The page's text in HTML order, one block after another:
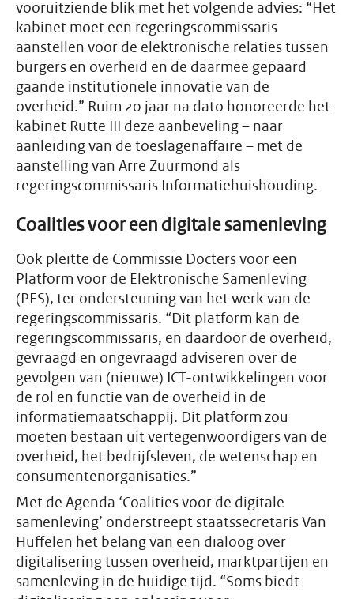
vooruitziende blik met het volgende advies: “Het
kabinet moet een regeringscommissaris
aanstellen voor de elektronische relaties tussen
burgers en overheid en de daarmee gepaard
gaande institutionele innovatie van de
overheid.” Ruim 20 jaar na dato honoreerde het
kabinet Rutte III deze aanbeveling – naar
aanleiding van de toeslagenaffaire – met de
aanstelling van Arre Zuurmond als
regeringscommissaris Informatiehuishouding.
Coalities voor een digitale samenleving
Ook pleitte de Commissie Docters voor een
Platform voor de Elektronische Samenleving
(PES), ter ondersteuning van het werk van de
regeringscommissaris. “Dit platform kan de
regeringscommissaris, en daardoor de overheid,
gevraagd en ongevraagd adviseren over de
gevolgen van (nieuwe) ICT-ontwikkelingen voor
de rol en functie van de overheid in de
informatiemaatschappij. Dit platform zou
moeten bestaan uit vertegenwoordigers van de
overheid, het bedrijfsleven, de wetenschap en
consumentenorganisaties.”
Met de Agenda ‘Coalities voor de digitale
samenleving’ onderstreept staatssecretaris Van
Huffelen het belang van een dialoog over
digitalisering tussen overheid, marktpartijen en
samenleving in de huidige tijd. “Soms biedt